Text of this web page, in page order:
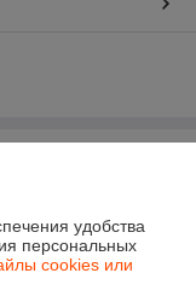
д. 36, пом. 6
удобства
персональных
cookies или